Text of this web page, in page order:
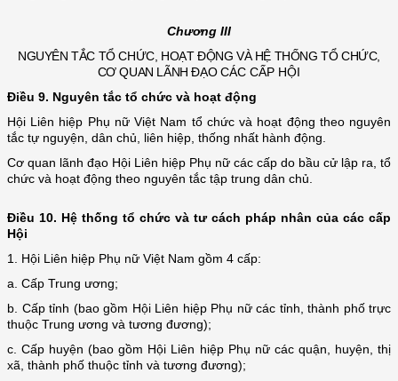
Chương III
NGUYÊN TẮC TỔ CHỨC, HOẠT ĐỘNG VÀ HỆ THỐNG TỔ CHỨC,
CƠ QUAN LÃNH ĐẠOCÁC CẤP HỘI
Điều 9. Nguyên tắc tổ chức và hoạt động
Hội Liên hiệp Phụ nữ Việt Nam tổ chức và hoạt động theo nguyên
tắc tự nguyện, dân chủ, liên hiệp, thống nhất hành động.
Cơ quan lãnh đạo Hội Liên hiệp Phụ nữ các cấp do bầu cử lập ra, tổ
chức và hoạt động theo nguyên tắc tập trung dân chủ.
Điều 10. Hệ thống tổ chức và tư cách pháp nhân của các cấp
Hội
1. Hội Liên hiệp Phụ nữ Việt Nam gồm 4 cấp:
a. Cấp Trung ương;
b. Cấp tỉnh (bao gồm Hội Liên hiệp Phụ nữ các tỉnh, thành phố trực
thuộc Trung ương và tương đương);
c. Cấp huyện (bao gồm Hội Liên hiệp Phụ nữ các quận, huyện, thị
xã, thành phố thuộc tỉnh và tương đương);